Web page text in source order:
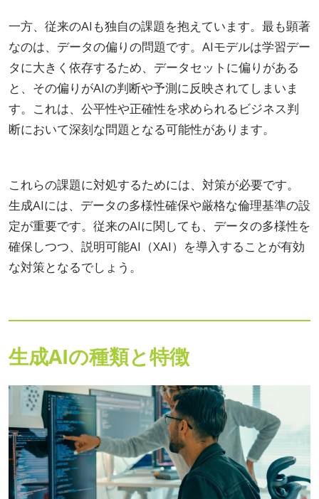
一方、従来のAIも独自の課題を抱えています。最も顕著
なのは、データの偏りの問題です。AIモデルは学習デー
タに大きく依存するため、データセットに偏りがある
と、その偏りがAIの判断や予測に反映されてしまいま
す。これは、公平性や正確性を求められるビジネス判
断において深刻な問題となる可能性があります。
これらの課題に対処するためには、対策が必要です。
生成AIには、データの多様性確保や厳格な倫理基準の設
定が重要です。従来のAIに関しても、データの多様性を
確保しつつ、説明可能AI（XAI）を導入することが有効
な対策となるでしょう。
生成AIの種類と特徴